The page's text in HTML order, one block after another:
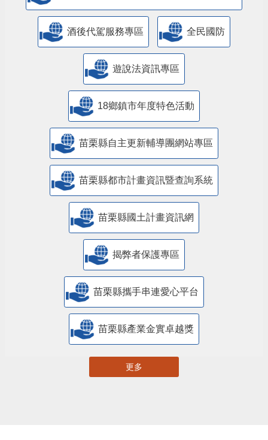
酒後代駕服務專區 全民國防
遊說法資訊專區
18鄉鎮市年度特色活動
苗栗縣自主更新輔導團網站專區
苗栗縣都市計畫資訊暨查詢系統
苗栗縣國土計畫資訊網
揭弊者保護專區
苗栗縣攜手串連愛心平台
苗栗縣產業金實卓越獎
更多